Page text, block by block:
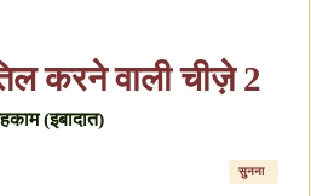
करने वाली चीज़े 2
(इबादात)
सुनना